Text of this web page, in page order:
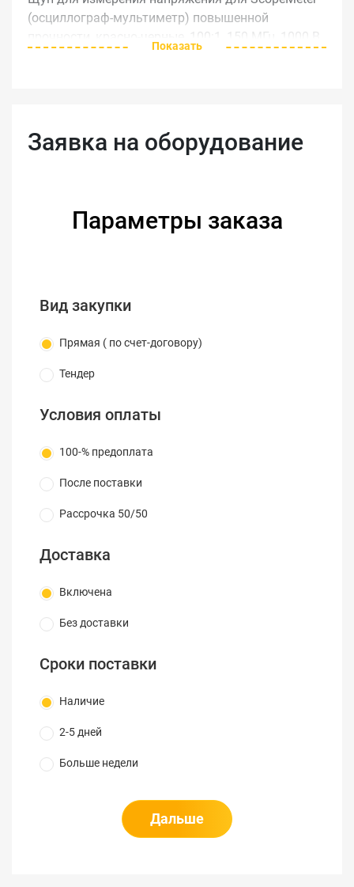
(осциллограф-мультиметр) повышенной
прочности, красно-черные, 100:1, 150 МГц, 1000 В
Характеристики
Показать
Заявка на оборудование
Параметры заказа
Вид закупки
Прямая ( по счет-договору)
Тендер
Условия оплаты
100-% предоплата
После поставки
Рассрочка 50/50
Доставка
Включена
Без доставки
Сроки поставки
Наличие
2-5 дней
Больше недели
Дальше